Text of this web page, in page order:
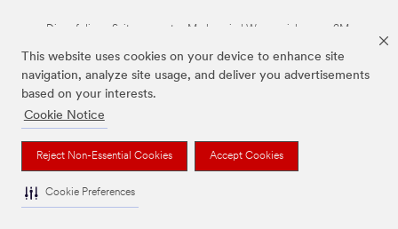
This website uses cookies on your device to enhance site
navigation, analyze site usage, and deliver you advertisements
based on your interests.
Cookie Notice
Reject Non-Essential Cookies Accept Cookies
Cookie Preferences
Die auf dieser Seite genannten Marken sind Warenzeichen von 3M.